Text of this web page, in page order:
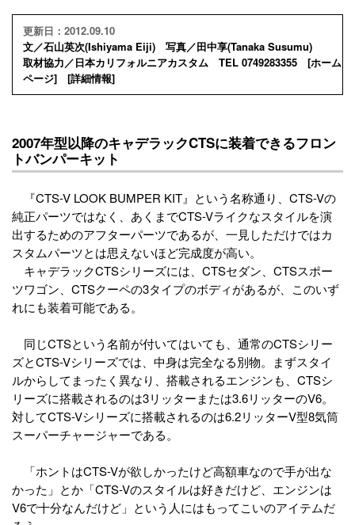
更新日：2012.09.10
文／石山英次(Ishiyama Eiji) 写真／田中享(Tanaka Susumu)
取材協力／日本カリフォルニアカスタム TEL 0749283355 [ホーム
ページ] [詳細情報]
2007年型以降のキャデラックCTSに装着できるフロン
トバンパーキット
『CTS-V LOOK BUMPER KIT』という名称通り、CTS-Vの
純正パーツではなく、あくまでCTS-Vライクなスタイルを演
出するためのアフターパーツであるが、一見しただけではカ
スタムパーツとは思えないほど完成度が高い。
キャデラックCTSシリーズには、CTSセダン、CTSスポー
ツワゴン、CTSクーペの3タイプのボディがあるが、このいず
れにも装着可能である。
同じCTSという名前が付いてはいても、通常のCTSシリー
ズとCTS-Vシリーズでは、中身は完全なる別物。まずスタイ
ルからしてまったく異なり、搭載されるエンジンも、CTSシ
リーズに搭載されるのは3リッターまたは3.6リッターのV6。
対してCTS-Vシリーズに搭載されるのは6.2リッターV型8気筒
スーパーチャージャーである。
「ホントはCTS-Vが欲しかったけど高額車なので手が出な
かった」とか「CTS-Vのスタイルは好きだけど、エンジンは
V6で十分なんだけど」という人にはもってこいのアイテムだ